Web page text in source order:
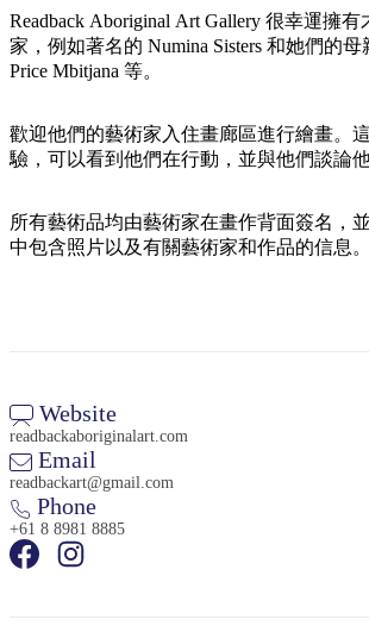
搜
Sign
up
Readback Aboriginal Art Gallery 很幸運擁
家，例如著名的 Numina Sisters 和她們的母
Price Mbitjana 等。
歡迎他們的藝術家入住畫廊區進行繪畫。
驗，可以看到他們在行動，並與他們談論
所有藝術品均由藝術家在畫作背面簽名，
中包含照片以及有關藝術家和作品的信息。
Website
readbackaboriginalart.com
Email
readbackart@gmail.com
Phone
+61 8 8981 8885